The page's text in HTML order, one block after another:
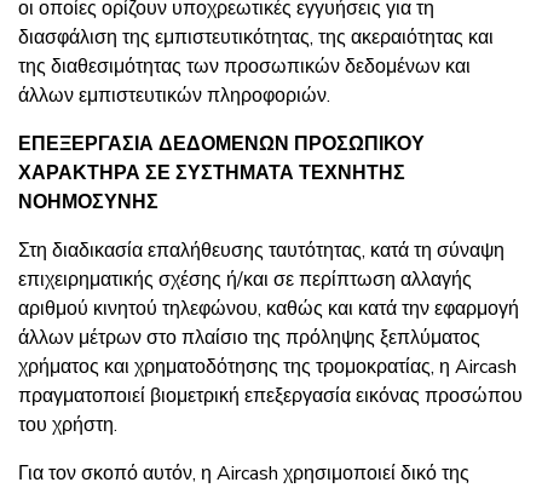
οι οποίες ορίζουν υποχρεωτικές εγγυήσεις για τη
διασφάλιση της εμπιστευτικότητας, της ακεραιότητας και
της διαθεσιμότητας των προσωπικών δεδομένων και
άλλων εμπιστευτικών πληροφοριών.
ΕΠΕΞΕΡΓΑΣΙΑ ΔΕΔΟΜΕΝΩΝ ΠΡΟΣΩΠΙΚΟΥ
ΧΑΡΑΚΤΗΡΑ ΣΕ ΣΥΣΤΗΜΑΤΑ ΤΕΧΝΗΤΗΣ
ΝΟΗΜΟΣΥΝΗΣ
Στη διαδικασία επαλήθευσης ταυτότητας, κατά τη σύναψη
επιχειρηματικής σχέσης ή/και σε περίπτωση αλλαγής
αριθμού κινητού τηλεφώνου, καθώς και κατά την εφαρμογή
άλλων μέτρων στο πλαίσιο της πρόληψης ξεπλύματος
χρήματος και χρηματοδότησης της τρομοκρατίας, η Aircash
πραγματοποιεί βιομετρική επεξεργασία εικόνας προσώπου
του χρήστη.
Για τον σκοπό αυτόν, η Aircash χρησιμοποιεί δικό της